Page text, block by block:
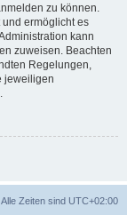
zu können.
ermöglicht es
kann
zuweisen. Beachten
Regelungen,
jeweiligen
Alle Zeiten sind UTC+02:00